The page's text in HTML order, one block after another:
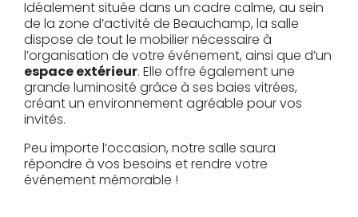
Idéalement située dans un cadre calme, au sein
de la zone d’activité de Beauchamp, la salle
dispose de tout le mobilier nécessaire à
l’organisation de votre événement, ainsi que d’un
espace extérieur. Elle offre également une
grande luminosité grâce à ses baies vitrées,
créant un environnement agréable pour vos
invités.
Peu importe l’occasion, notre salle saura
répondre à vos besoins et rendre votre
événement mémorable !